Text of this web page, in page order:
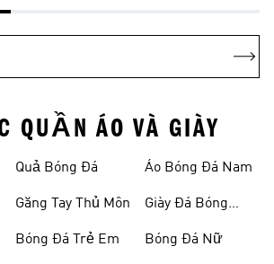
QUẦN ÁO VÀ GIÀY
Quả Bóng Đá
Găng Tay Thủ Môn
Bóng Đá Trẻ Em
Áo Bóng Đá Nam
Giày Đá Bóng
Bóng Đá Nữ